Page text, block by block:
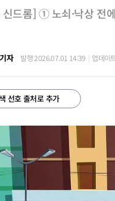
드롬] ① 노쇠·낙상 전
자 발행 2026.07.01 14:39 업데이
선호 출처로 추가